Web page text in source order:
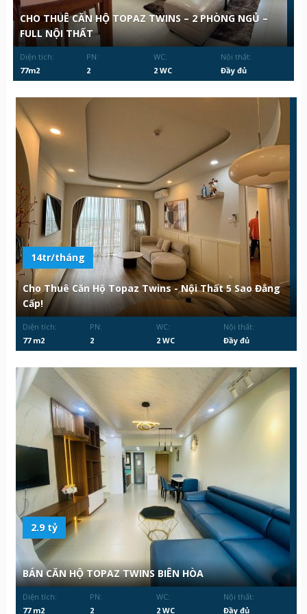
CHO THUÊ CĂN HỘ TOPAZ TWINS – 2 PHÒNG NGỦ –
FULL NỘI THẤT
Diện tích:
77m2
PN:
2
WC:
2 WC
Nội thất:
Đầy đủ
14tr/tháng
Cho Thuê Căn Hộ Topaz Twins - Nội Thất 5 Sao Đẳng
Cấp!
Diện tích:
77 m2
PN:
2
WC:
2 WC
Nội thất:
Đầy đủ
2.9 tỷ
BÁN CĂN HỘ TOPAZ TWINS BIÊN HÒA
Diện tích:
77 m2
PN:
2
WC:
2 WC
Nội thất:
Đầy đủ